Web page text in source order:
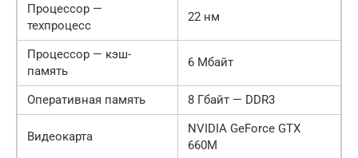
Процессор —
техпроцесс
22 нм
Процессор — кэш-
память
6 Мбайт
Оперативная память 8 Гбайт — DDR3
Видеокарта
NVIDIA GeForce GTX
660M